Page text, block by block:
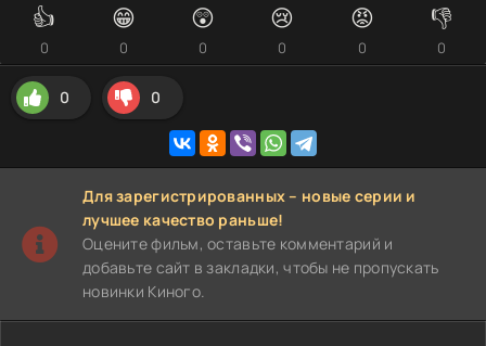
👍
0
😁
0
😲
0
😢
0
😡
0
👎
0
0 0
Для зарегистрированных – новые серии и
лучшее качество раньше!
Оцените фильм, оставьте комментарий и
добавьте сайт в закладки, чтобы не пропускать
новинки Киного.